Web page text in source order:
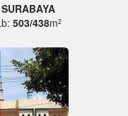
503/438m2